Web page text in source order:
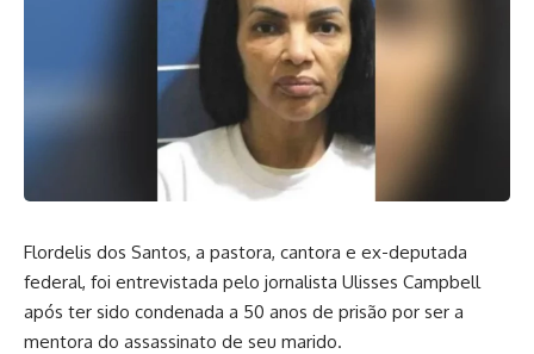
Flordelis dos Santos, a pastora, cantora e ex-deputada
federal, foi entrevistada pelo jornalista Ulisses Campbell
após ter sido condenada a 50 anos de prisão por ser a
mentora do assassinato de seu marido.